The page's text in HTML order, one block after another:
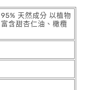
天然成分 以植物
含甜杏仁油、橄欖